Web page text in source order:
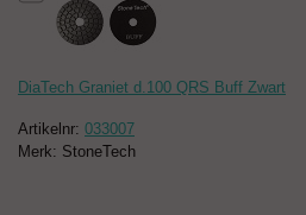
DiaTech Graniet d.100 QRS Buff Zwart
Artikelnr: 033007
Merk: StoneTech